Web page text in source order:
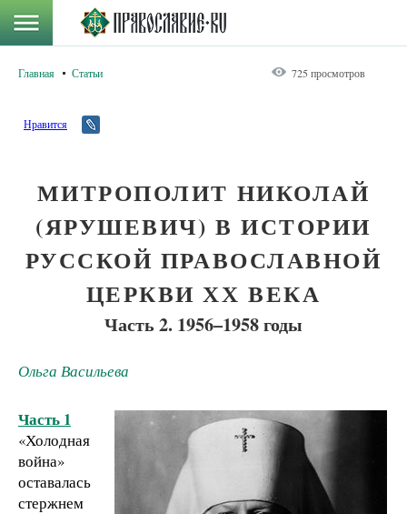
Главная Статьи 725 просмотров
Нравится
МИТРОПОЛИТ НИКОЛАЙ
(ЯРУШЕВИЧ) В ИСТОРИИ
РУССКОЙ ПРАВОСЛАВНОЙ
ЦЕРКВИ ХХ ВЕКА
Часть 2. 1956–1958 годы
Ольга Васильева
Часть 1
«Холодная
война»
оставалась
стержнем